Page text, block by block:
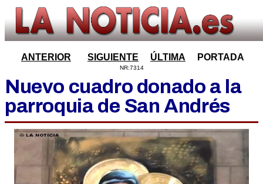
ANTERIOR SIGUIENTE ÚLTIMA PORTADA
NR:7314
Nuevo cuadro donado a la
parroquia de San Andrés